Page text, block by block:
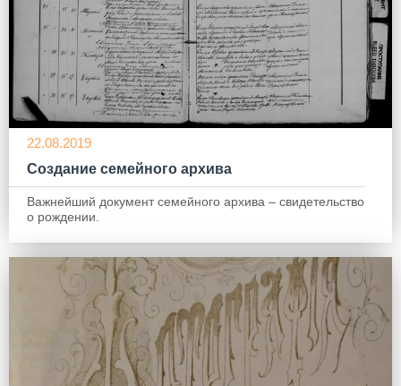
22.08.2019
Создание семейного архива
Важнейший документ семейного архива – свидетельство
о рождении.